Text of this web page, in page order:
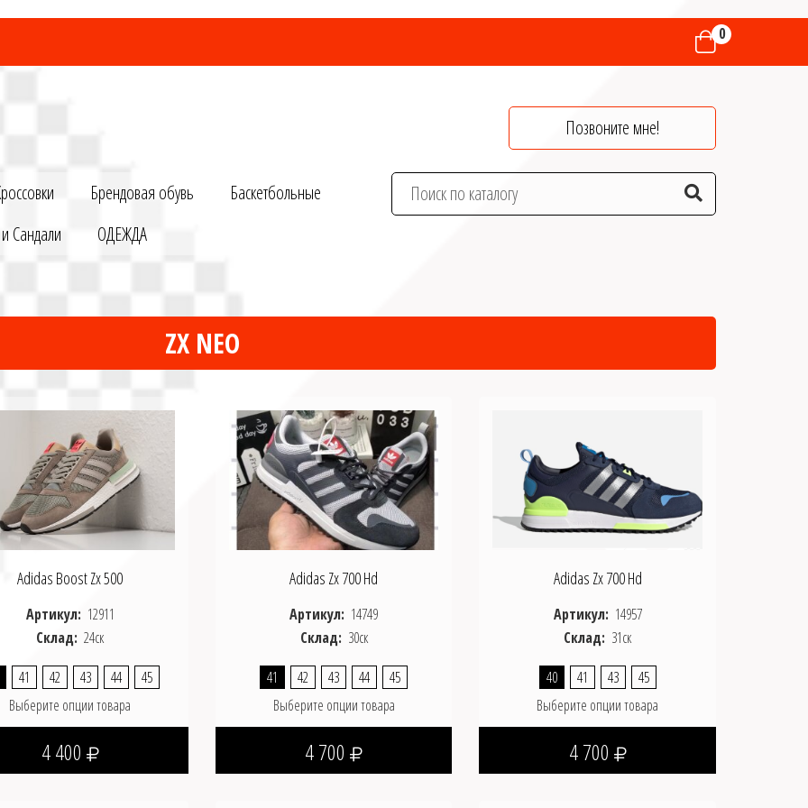
0
Позвоните мне!
Брендовая обувь
Баскетбольные
Сандали ОДЕЖДА
ZX NEO
Adidas Boost Zx 500
Артикул: 12911
Склад: 24ск
41 42 43 44
45
Выберите опции товара
4 400
Adidas Zx 700 Hd
Артикул: 14749
Склад: 30ск
41 42 43 44
45
Выберите опции товара
4 700
Adidas Zx 700 Hd
Артикул: 14957
Склад: 31ск
40 41 43
45
Выберите опции товара
4 700